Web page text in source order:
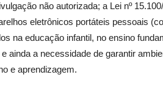
não autorizada; a Lei nº
eletrônicos portáteis pessoais
na educação infantil, no ensino
ainda a necessidade de garantir
e aprendizagem.